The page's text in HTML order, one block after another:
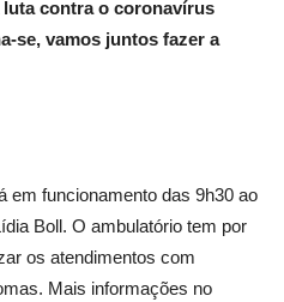
contra o coronavírus
se, vamos juntos fazer a
em funcionamento das 9h30 ao
Boll. O ambulatório tem por
os atendimentos com
Mais informações no